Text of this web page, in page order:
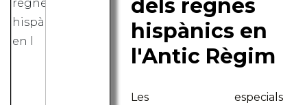
dels regnes
hispànics en
l'Antic Règim
Les especials